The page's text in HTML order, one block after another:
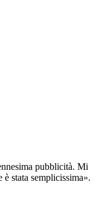
pubblicità. Mi
stata semplicissima».